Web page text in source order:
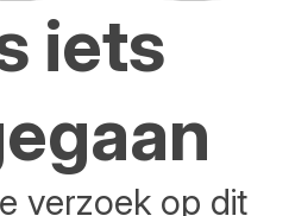
iets
verzoek op dit